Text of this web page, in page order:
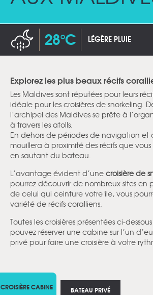
28°C LÉGÈRE PLUIE
Explorez les plus beaux récifs
Les Maldives sont réputées pour leurs
idéale pour les croisières de snorkeling.
l’archipel des Maldives se prête à
à travers les atolls.
En dehors de périodes de navigation
mouillera à proximité des récifs que
en sautant du bateau.
L’avantage évident d’une croisière de
pourrez découvrir de nombreux sites
de celui qui ceinture votre île, vous
variété de récifs coralliens.
Toutes les croisières présentées ci-
pouvez réserver une cabine sur l’un
privé pour faire une croisière à votre
CROISIÈRE CABINE BATEAU PRIVÉ